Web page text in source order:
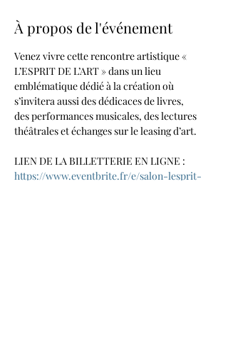
À propos de l'événement
Venez vivre cette rencontre artistique «
L’ESPRIT DE L’ART » dans un lieu
emblématique dédié à la création où
s’invitera aussi des dédicaces de livres,
des performances musicales, des lectures
théâtrales et échanges sur le leasing d’art.
LIEN DE LA BILLETTERIE EN LIGNE :
https://www.eventbrite.fr/e/salon-lesprit-